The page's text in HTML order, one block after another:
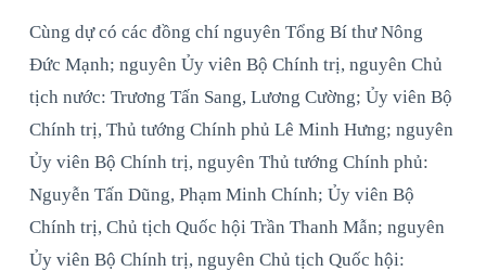
Cùng dự có các đồng chí nguyên Tổng Bí thư Nông
Đức Mạnh; nguyên Ủy viên Bộ Chính trị, nguyên Chủ
tịch nước: Trương Tấn Sang, Lương Cường; Ủy viên Bộ
Chính trị, Thủ tướng Chính phủ Lê Minh Hưng; nguyên
Ủy viên Bộ Chính trị, nguyên Thủ tướng Chính phủ:
Nguyễn Tấn Dũng, Phạm Minh Chính; Ủy viên Bộ
Chính trị, Chủ tịch Quốc hội Trần Thanh Mẫn; nguyên
Ủy viên Bộ Chính trị, nguyên Chủ tịch Quốc hội: